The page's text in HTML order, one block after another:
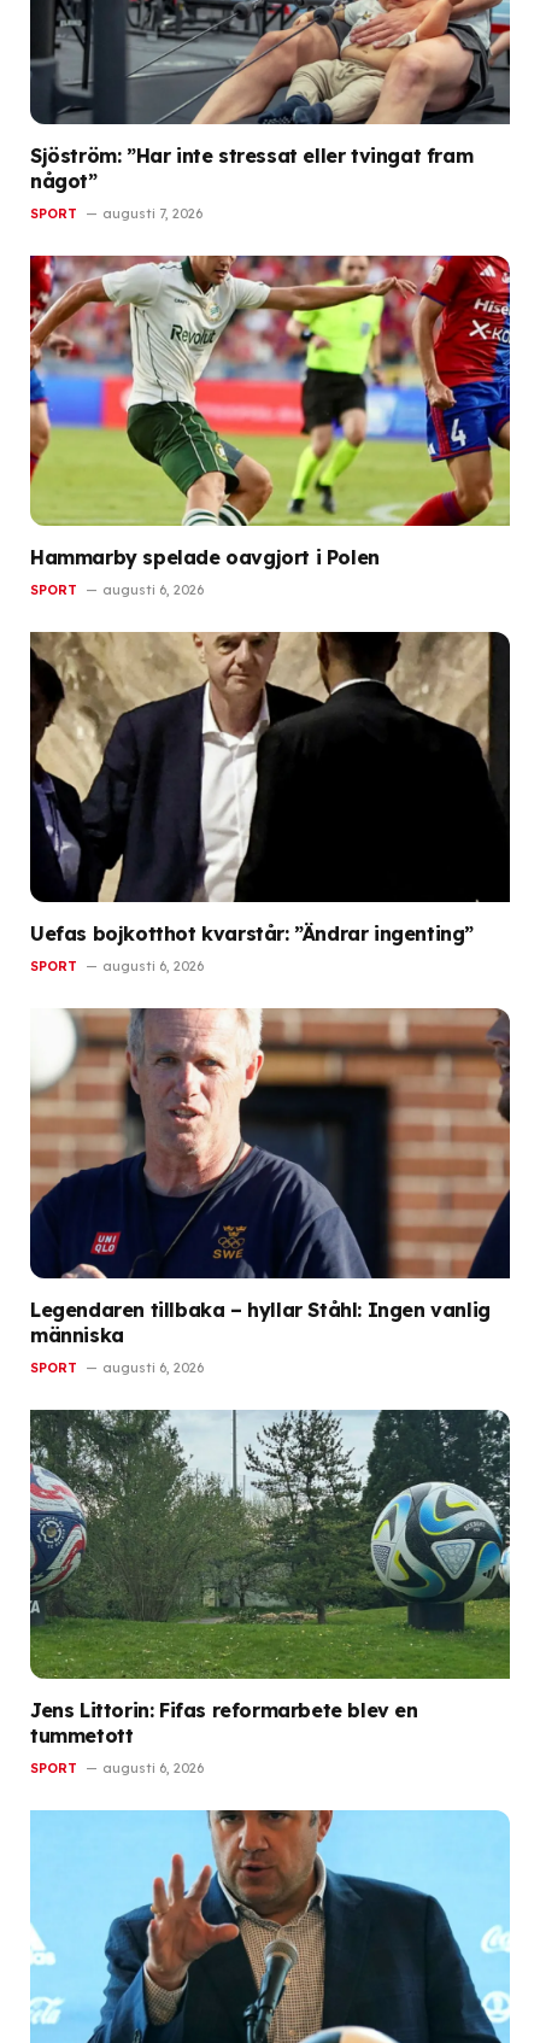
Sjöström: ”Har inte stressat eller tvingat fram
något”
SPORT augusti 7, 2026
Hammarby spelade oavgjort i Polen
SPORT augusti 6, 2026
Uefas bojkotthot kvarstår: ”Ändrar ingenting”
SPORT augusti 6, 2026
Legendaren tillbaka – hyllar Ståhl: Ingen vanlig
människa
SPORT augusti 6, 2026
Jens Littorin: Fifas reformarbete blev en
tummetott
SPORT augusti 6, 2026